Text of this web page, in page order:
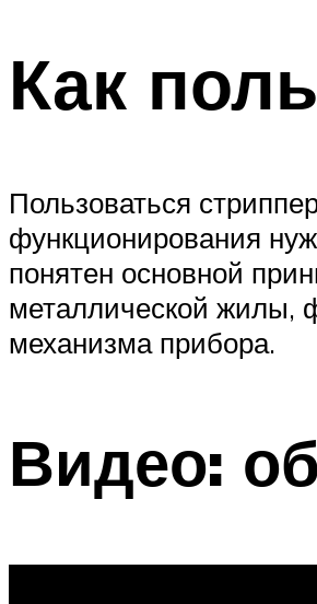
Как
Пользоваться
функционирования
понятен основной
металлической жилы,
механизма прибора.
Видео: